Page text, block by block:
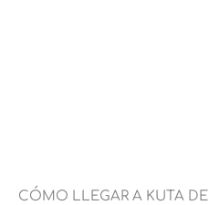
CÓMO LLEGAR A KUTA